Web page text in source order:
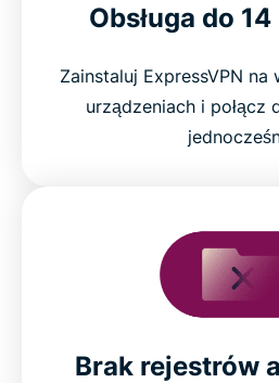
Obsługa do
Zainstaluj ExpressVPN
urządzeniach i połącz
Brak rejestrów